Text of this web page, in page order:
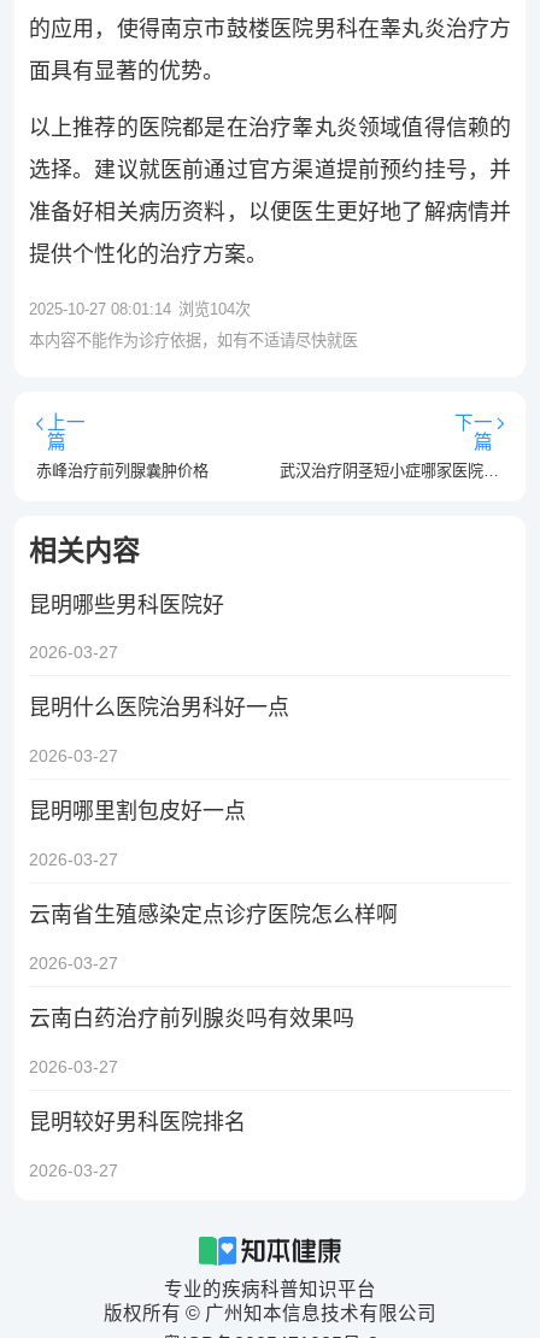
的应用，使得南京市鼓楼医院男科在睾丸炎治疗方
面具有显著的优势。
以上推荐的医院都是在治疗睾丸炎领域值得信赖的
选择。建议就医前通过官方渠道提前预约挂号，并
准备好相关病历资料，以便医生更好地了解病情并
提供个性化的治疗方案。
2025-10-27 08:01:14 浏览104次
本内容不能作为诊疗依据，如有不适请尽快就医
上一
篇
赤峰治疗前列腺囊肿价格
下一
篇
武汉治疗阴茎短小症哪家医院排名最好
相关内容
昆明哪些男科医院好
2026-03-27
昆明什么医院治男科好一点
2026-03-27
昆明哪里割包皮好一点
2026-03-27
云南省生殖感染定点诊疗医院怎么样啊
2026-03-27
云南白药治疗前列腺炎吗有效果吗
2026-03-27
昆明较好男科医院排名
2026-03-27
专业的疾病科普知识平台
版权所有 © 广州知本信息技术有限公司